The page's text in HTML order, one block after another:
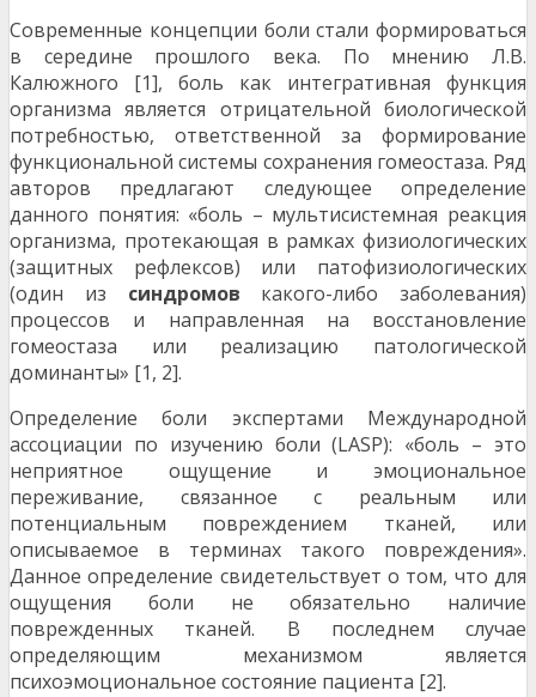
Современные концепции боли стали формироваться
в середине прошлого века. По мнению Л.В.
Калюжного [1], боль как интегративная функция
организма является отрицательной биологической
потребностью, ответственной за формирование
функциональной системы сохранения гомеостаза. Ряд
авторов предлагают следующее определение
данного понятия: «боль – мультисистемная реакция
организма, протекающая в рамках физиологических
(защитных рефлексов) или патофизиологических
(один из синдромов какого-либо заболевания)
процессов и направленная на восстановление
гомеостаза или реализацию патологической
доминанты» [1, 2].
Определение боли экспертами Международной
ассоциации по изучению боли (LASP): «боль – это
неприятное ощущение и эмоциональное
переживание, связанное с реальным или
потенциальным повреждением тканей, или
описываемое в терминах такого повреждения».
Данное определение свидетельствует о том, что для
ощущения боли не обязательно наличие
поврежденных тканей. В последнем случае
определяющим механизмом является
психоэмоциональное состояние пациента [2].